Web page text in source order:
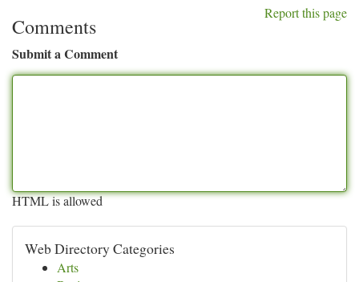
Report this page
Comments
Submit a Comment
HTML is allowed
Web Directory Categories
Arts